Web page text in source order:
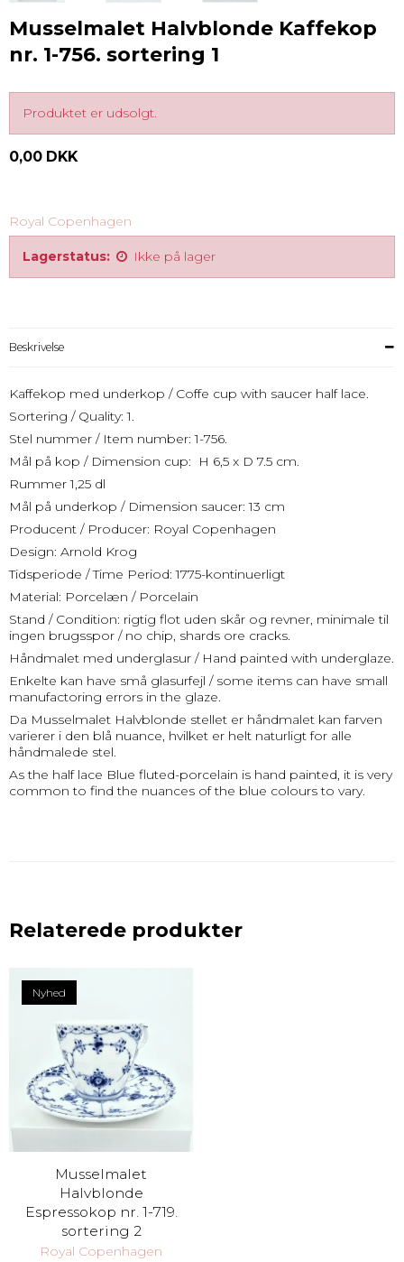
Musselmalet Halvblonde Kaffekop
nr. 1-756. sortering 1
Produktet er udsolgt.
0,00 DKK
Royal Copenhagen
Lagerstatus: Ikke på lager
Beskrivelse
Kaffekop med underkop / Coffe cup with saucer half lace.
Sortering / Quality: 1.
Stel nummer / Item number: 1-756.
Mål på kop / Dimension cup: H 6,5 x D 7.5 cm.
Rummer 1,25 dl
Mål på underkop / Dimension saucer: 13 cm
Producent / Producer: Royal Copenhagen
Design: Arnold Krog
Tidsperiode / Time Period: 1775-kontinuerligt
Material: Porcelæn / Porcelain
Stand / Condition: rigtig flot uden skår og revner, minimale til
ingen brugsspor / no chip, shards ore cracks.
Håndmalet med underglasur / Hand painted with underglaze.
Enkelte kan have små glasurfejl / some items can have small
manufactoring errors in the glaze.
Da Musselmalet Halvblonde stellet er håndmalet kan farven
varierer i den blå nuance, hvilket er helt naturligt for alle
håndmalede stel.
As the half lace Blue fluted-porcelain is hand painted, it is very
common to find the nuances of the blue colours to vary.
Relaterede produkter
Nyhed
Musselmalet
Halvblonde
Espressokop nr. 1-719.
sortering 2
Royal Copenhagen